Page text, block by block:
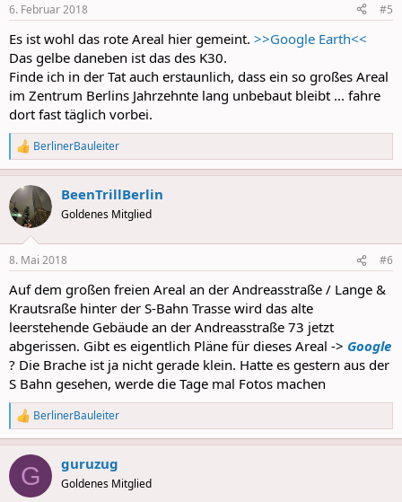
6. Februar 2018 #5
Es ist wohl das rote Areal hier gemeint. >>Google Earth<<
Das gelbe daneben ist das des K30.
Finde ich in der Tat auch erstaunlich, dass ein so großes Areal
im Zentrum Berlins Jahrzehnte lang unbebaut bleibt ... fahre
dort fast täglich vorbei.
R
e
a
c
t
i
s
BerlinerBauleiter
BeenTrillBerlin
Goldenes Mitglied
8. Mai 2018 #6
Auf dem großen freien Areal an der Andreasstraße / Lange &
Krautsraße hinter der S-Bahn Trasse wird das alte
leerstehende Gebäude an der Andreasstraße 73 jetzt
abgerissen. Gibt es eigentlich Pläne für dieses Areal -> Google
? Die Brache ist ja nicht gerade klein. Hatte es gestern aus der
S Bahn gesehen, werde die Tage mal Fotos machen
R
e
a
c
i
BerlinerBauleiter
G guruzug
Goldenes Mitglied